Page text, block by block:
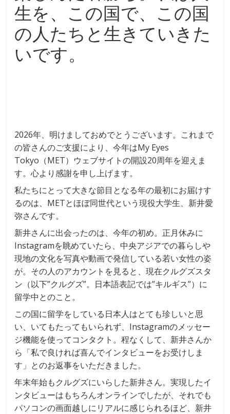
生を、この国で、この国
の人たちと生きていきた
いです。
2026年、明けましておめでとうございます。これまで
の皆さんのご支援により、今年はMy Eyes
Tokyo（MET）ウェブサイトの開設20周年を迎えま
す。心より感謝を申し上げます。
私たちにとって大きな節目となる年の最初にお届けす
るのは、METとほぼ同世代という現役大学生、新井愛
弥さんです。
新井さんに出会ったのは、今年の初め。正月休みに
Instagramを眺めていたら、中央アジアでの暮らしや
現地の文化を写真や動画で発信している若い女性の姿
が。その人のアカウントを見ると、現在クルグズスタ
ン（以下”クルグズ”。日本語表記では”キルギス”）に
留学中とのこと。
この国に留学をしている日本人はとても珍しいと思
い、いてもたってもいられず、Instagramのメッセー
ジ機能を使ってコンタクト。程なくして、新井さんか
ら「私で良ければ喜んでインタビューをお受けしま
す」とのお返事をいただきました。
年末年始もクルグズにいらした新井さん。実現したイ
ンタビューはもちろんオンラインでしたが、それでも
パソコンの画面越しにリアルに感じられるほど、新井